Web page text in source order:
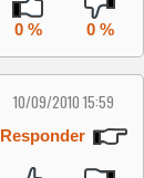
0 % 0 %
10/09/2010 15:59
Responder